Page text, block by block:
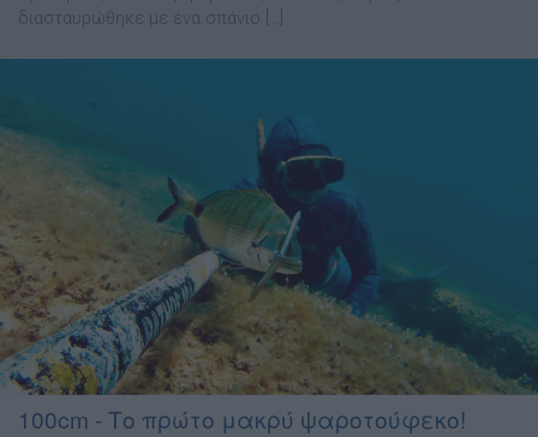
διασταυρώθηκε με ένα σπάνιο […]
100cm - Το πρώτο μακρύ ψαροτούφεκο!